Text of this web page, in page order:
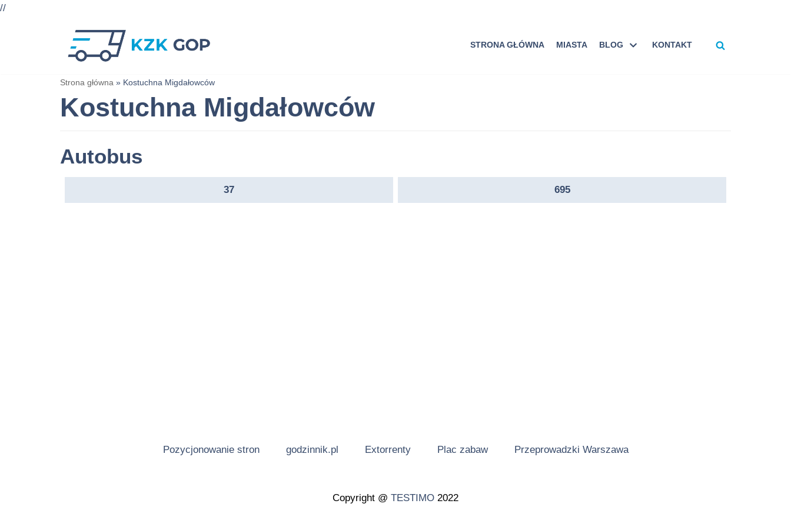
//
STRONA GŁÓWNA MIASTA BLOG KONTAKT
Strona główna » Kostuchna Migdałowców
Kostuchna Migdałowców
Autobus
37 695
Pozycjonowanie stron godzinnik.pl Extorrenty Plac zabaw Przeprowadzki Warszawa
Copyright @ TESTIMO 2022